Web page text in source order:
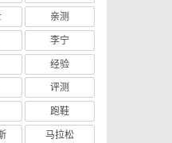
亲测
李宁
经验
评测
跑鞋
马拉松